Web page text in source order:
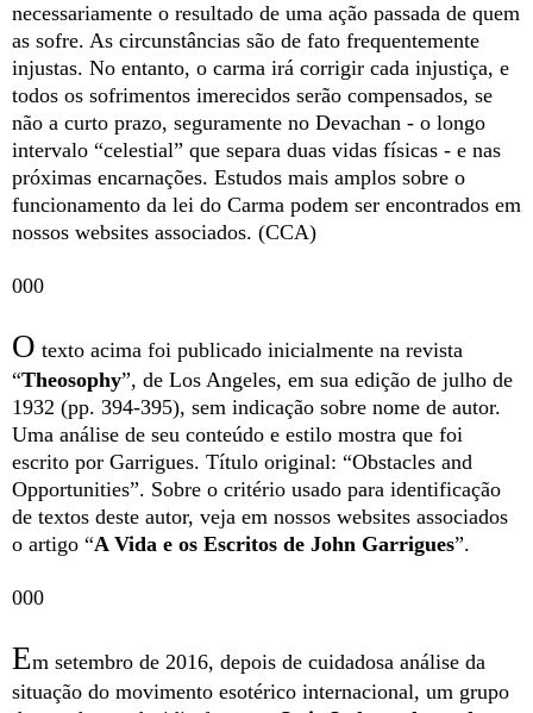
necessariamente o resultado de uma ação passada de quem
as sofre. As circunstâncias são de fato frequentemente
injustas. No entanto, o carma irá corrigir cada injustiça, e
todos os sofrimentos imerecidos serão compensados, se
não a curto prazo, seguramente no Devachan - o longo
intervalo “celestial” que separa duas vidas físicas - e nas
próximas encarnações. Estudos mais amplos sobre o
funcionamento da lei do Carma podem ser encontrados em
nossos websites associados. (CCA)
000
O texto acima foi publicado inicialmente na revista
“Theosophy”, de Los Angeles, em sua edição de julho de
1932 (pp. 394-395), sem indicação sobre nome de autor.
Uma análise de seu conteúdo e estilo mostra que foi
escrito por Garrigues. Título original: “Obstacles and
Opportunities”. Sobre o critério usado para identificação
de textos deste autor, veja em nossos websites associados
o artigo “A Vida e os Escritos de John Garrigues”.
000
Em setembro de 2016, depois de cuidadosa análise da
situação do movimento esotérico internacional, um grupo